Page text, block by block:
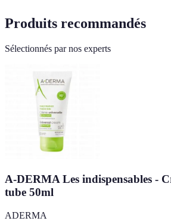
Produits recommandés
Sélectionnés par nos experts
A-DERMA Les indispensables -
tube 50ml
ADERMA